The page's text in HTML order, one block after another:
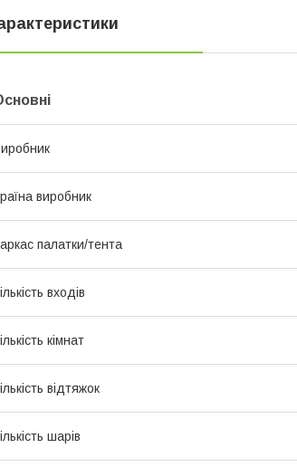
виробник
палатки/тента
входів
кімнат
відтяжок
шарів